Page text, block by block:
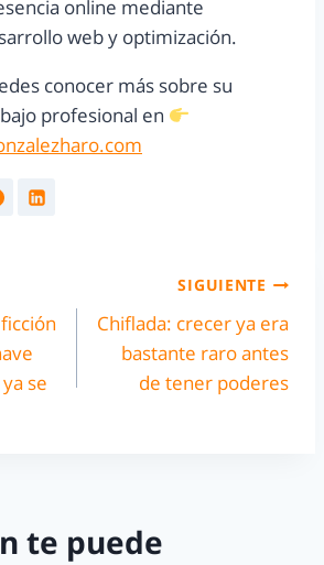
online mediante
web y optimización.
conocer más sobre su
profesional en
se
SIGUIENTE
Chiflada: crecer ya era
bastante raro antes
de tener poderes
te puede